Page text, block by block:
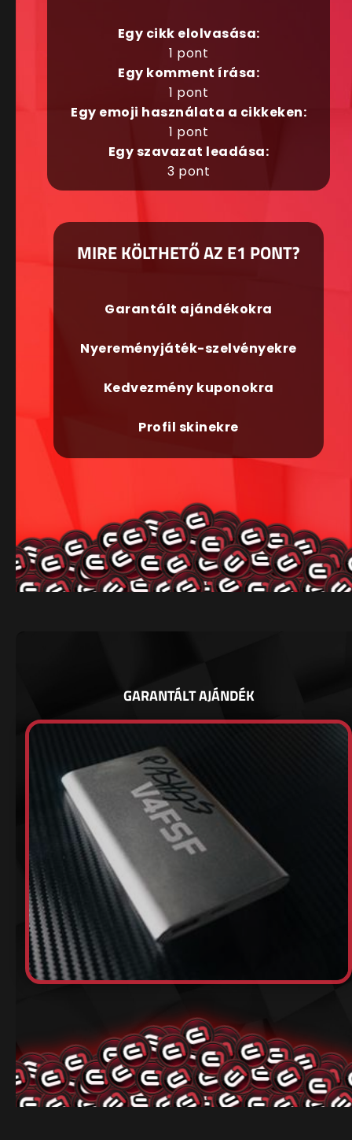
Egy cikk elolvasása:
1 pont
Egy komment írása:
1 pont
Egy emoji használata a cikkeken:
1 pont
Egy szavazat leadása:
3 pont
MIRE KÖLTHETŐ AZ E1 PONT?
Garantált ajándékokra
Nyereményjáték-szelvényekre
Kedvezmény kuponokra
Profil skinekre
GARANTÁLT AJÁNDÉK